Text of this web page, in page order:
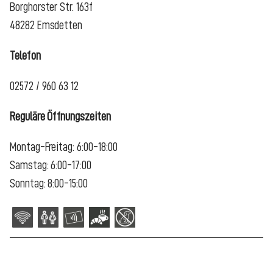
Borghorster Str. 163f
48282 Emsdetten
Telefon
02572 / 960 63 12
Reguläre Öffnungszeiten
Montag-Freitag: 6:00-18:00
Samstag: 6:00-17:00
Sonntag: 8:00-15:00